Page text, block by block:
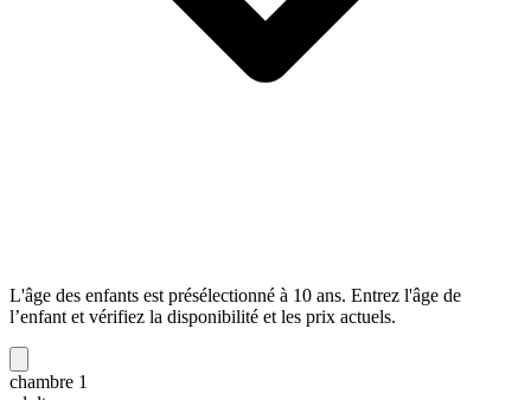
L'âge des enfants est présélectionné à 10 ans. Entrez l'âge de
l’enfant et vérifiez la disponibilité et les prix actuels.
chambre 1